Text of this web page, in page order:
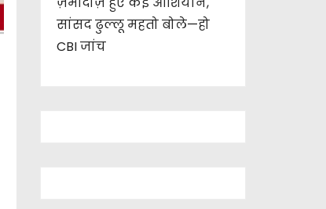
सांसद ढुल्लू महतो बोले—हो
CBI जांच